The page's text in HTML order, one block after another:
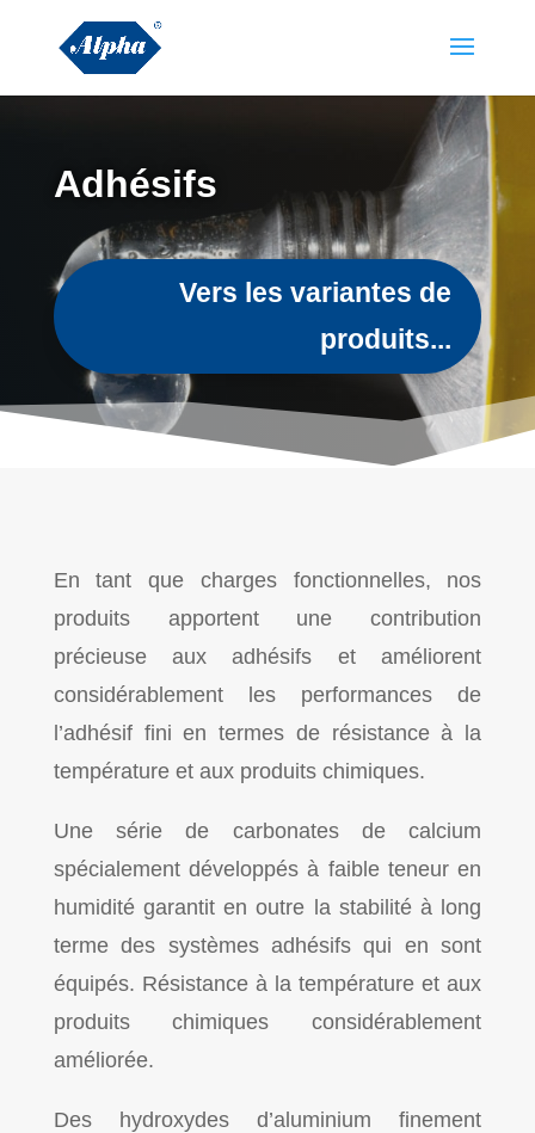
Adhésifs
Vers les variantes de
produits...
En tant que charges fonctionnelles, nos
produits apportent une contribution
précieuse aux adhésifs et améliorent
considérablement les performances de
l’adhésif fini en termes de résistance à la
température et aux produits chimiques.
Une série de carbonates de calcium
spécialement développés à faible teneur en
humidité garantit en outre la stabilité à long
terme des systèmes adhésifs qui en sont
équipés. Résistance à la température et aux
produits chimiques considérablement
améliorée.
Des hydroxydes d’aluminium finement